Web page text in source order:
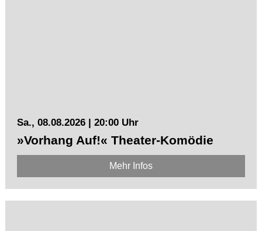
Sa., 08.08.2026 | 20:00 Uhr
»Vorhang Auf!« Theater-Komödie
Mehr Infos